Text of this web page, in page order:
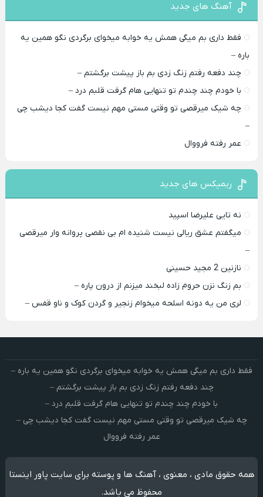
آهنگ های جدید
فقط داری بم میگی همش یه خوابه میخوای برگردی نگو همین یه
باره –
چند دفعه رفتم زنگ زدی بم باز پیشت برگشتم –
با خودم چند چندم تو تنهایی هام گرفت قلبم درد –
چه شیک میرقصی تو وقتی مستی مهم نیست گفت کجا دیشب چی
–
عمر رفته فرووال
ریمیکس های جدید
نه تایی علیرضا اسپید
میگفتم عشق ریالی نیست شنیده ام بی نقصی پروانه وار میرقصی
–
نازنین 2 مجید حسینی
بم زنگ نزن حروم زاده لبخند میزنم از درون پاره –
لری من یه دونه اسلحه میخوام زﻧﺠﻴﺮ و ﮔﺮدن ﻛﻮک و ﻧﺎو ﻗﻔﺲ –
فقط داری بم میگی همش یه خوابه میخوای برگردی نگو همین یه باره –
چند دفعه رفتم زنگ زدی بم باز پیشت برگشتم –
با خودم چند چندم تو تنهایی هام گرفت قلبم درد –
چه شیک میرقصی تو وقتی مستی مهم نیست گفت کجا دیشب چی –
عمر رفته فرووال
همه حقوق مادی ، معنوی ، آهنگ ها و پوسته برای سایت پاور اینستا
محفوظ می باشد.